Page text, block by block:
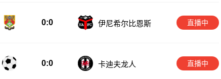
0:0 伊尼希尔比恩斯 直播中
0:0 卡迪夫龙人 直播中